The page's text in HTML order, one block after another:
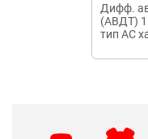
Дифф.
(АВДТ)
тип AC